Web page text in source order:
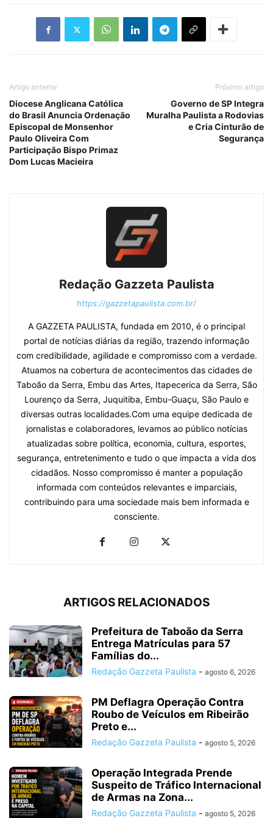
Artigo anterior
Diocese Anglicana Católica
do Brasil Anuncia Ordenação
Episcopal de Monsenhor
Paulo Oliveira Com
Participação Bispo Primaz
Dom Lucas Macieira
Próximo artigo
Governo de SP Integra
Muralha Paulista a Rodovias
e Cria Cinturão de
Segurança
Redação Gazzeta Paulista
https://gazzetapaulista.com.br/
A GAZZETA PAULISTA, fundada em 2010, é o principal
portal de notícias diárias da região, trazendo informação
com credibilidade, agilidade e compromisso com a verdade.
Atuamos na cobertura de acontecimentos das cidades de
Taboão da Serra, Embu das Artes, Itapecerica da Serra, São
Lourenço da Serra, Juquitiba, Embu-Guaçu, São Paulo e
diversas outras localidades.Com uma equipe dedicada de
jornalistas e colaboradores, levamos ao público notícias
atualizadas sobre política, economia, cultura, esportes,
segurança, entretenimento e tudo o que impacta a vida dos
cidadãos. Nosso compromisso é manter a população
informada com conteúdos relevantes e imparciais,
contribuindo para uma sociedade mais bem informada e
consciente.
ARTIGOS RELACIONADOS
Prefeitura de Taboão da Serra
Entrega Matrículas para 57
Famílias do...
Redação Gazzeta Paulista - agosto 6, 2026
PM Deflagra Operação Contra
Roubo de Veículos em Ribeirão
Preto e...
Redação Gazzeta Paulista - agosto 5, 2026
Operação Integrada Prende
Suspeito de Tráfico Internacional
de Armas na Zona...
Redação Gazzeta Paulista - agosto 5, 2026